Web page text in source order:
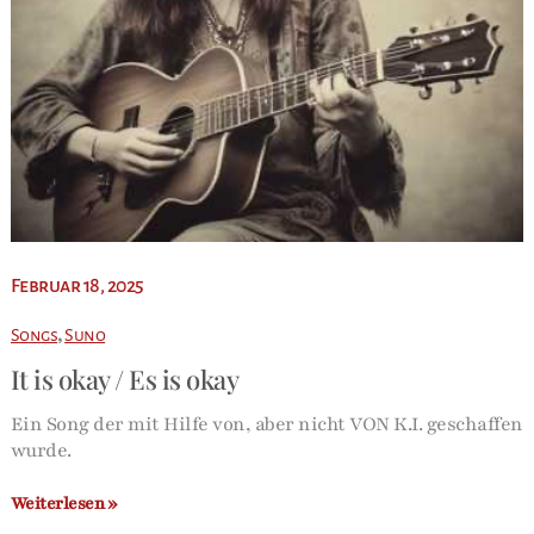
Februar 18, 2025
Songs,Suno
It is okay / Es is okay
Ein Song der mit Hilfe von, aber nicht VON K.I. geschaffen
wurde.
It
Weiterlesen »